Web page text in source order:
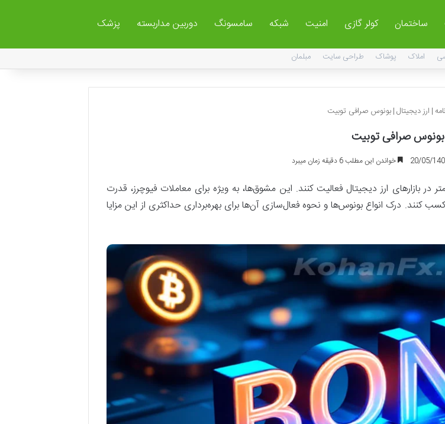
ساختمان کولر گازی امنیت شبکه سامسونگ دوربین مداربسته پزشک
املاک پوشاک طراحی سایت مبلمان
| ارز دیجیتال| بونوس صرافی توبیت
بونوس صرافی توبیت
خواندن این مطلب 6 دقیقه زمان میبرد
بازارهای ارز دیجیتال فعالیت کنند. این مشوق‌ها، به ویژه برای معاملات فیوچرز، قدرت
کنند. درک انواع بونوس‌ها و نحوه فعال‌سازی آن‌ها برای بهره‌برداری حداکثری از این مزایا